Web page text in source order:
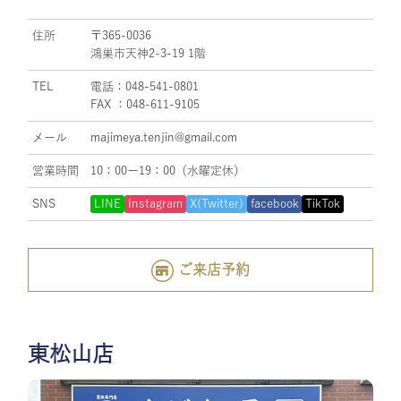
住所
〒365-0036
鴻巣市天神2-3-19 1階
TEL
電話：048-541-0801
FAX ：048-611-9105
メール majimeya.tenjin@gmail.com
営業時間 10：00ー19：00（水曜定休）
SNS LINE Instagram X(Twitter) facebook TikTok
ご来店予約
東松山店